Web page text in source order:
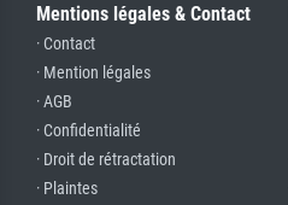
Mentions légales & Contact
· Contact
· Mention légales
· AGB
· Confidentialité
· Droit de rétractation
· Plaintes